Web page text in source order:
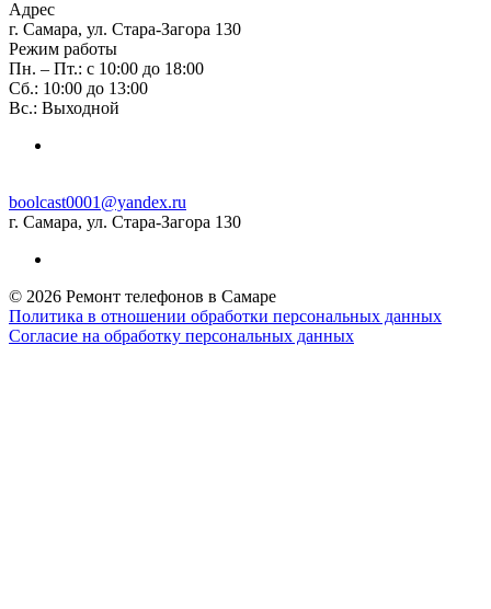
Адрес
г. Самара, ул. Стара-Загора 130
Режим работы
Пн. – Пт.: с 10:00 до 18:00
Сб.: 10:00 до 13:00
Вс.: Выходной
boolcast0001@yandex.ru
г. Самара, ул. Стара-Загора 130
© 2026 Ремонт телефонов в Самаре
Политика в отношении обработки персональных данных
Согласие на обработку персональных данных